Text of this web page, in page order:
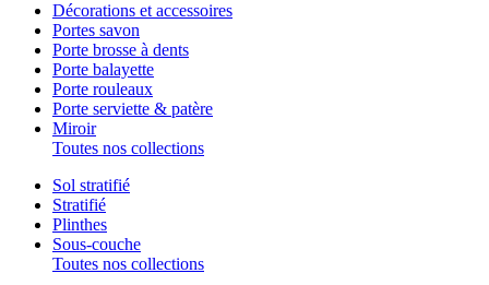
Décorations et accessoires
Portes savon
Porte brosse à dents
Porte balayette
Porte rouleaux
Porte serviette & patère
Miroir
Toutes nos collections
Sol stratifié
Stratifié
Plinthes
Sous-couche
Toutes nos collections